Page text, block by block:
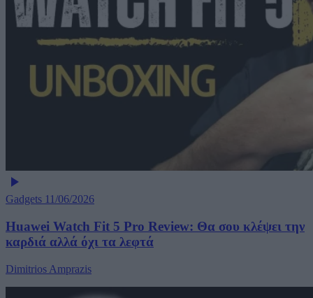
Gadgets 11/06/2026
Huawei Watch Fit 5 Pro Review: Θα σου κλέψει την
καρδιά αλλά όχι τα λεφτά
Dimitrios Amprazis